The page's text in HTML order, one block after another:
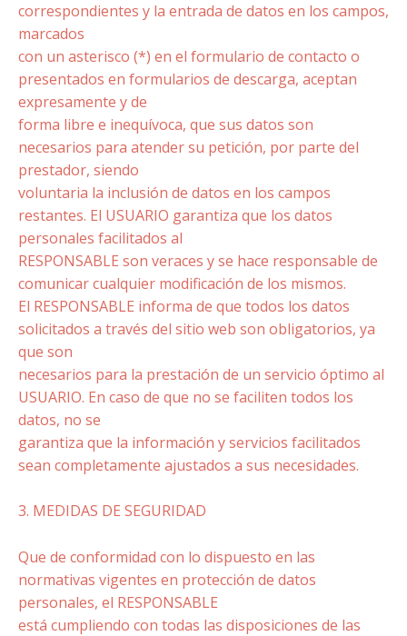
correspondientes y la entrada de datos en los campos,
marcados
con un asterisco (*) en el formulario de contacto o
presentados en formularios de descarga, aceptan
expresamente y de
forma libre e inequívoca, que sus datos son
necesarios para atender su petición, por parte del
prestador, siendo
voluntaria la inclusión de datos en los campos
restantes. El USUARIO garantiza que los datos
personales facilitados al
RESPONSABLE son veraces y se hace responsable de
comunicar cualquier modificación de los mismos.
El RESPONSABLE informa de que todos los datos
solicitados a través del sitio web son obligatorios, ya
que son
necesarios para la prestación de un servicio óptimo al
USUARIO. En caso de que no se faciliten todos los
datos, no se
garantiza que la información y servicios facilitados
sean completamente ajustados a sus necesidades.
3. MEDIDAS DE SEGURIDAD
Que de conformidad con lo dispuesto en las
normativas vigentes en protección de datos
personales, el RESPONSABLE
está cumpliendo con todas las disposiciones de las